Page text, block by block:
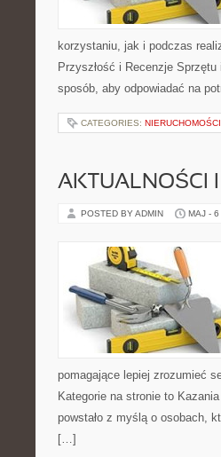
korzystaniu, jak i podczas
Przyszłość i Recenzje
sposób, aby odpowiadać na
CATEGORIES: NIERUCHOMOŚCI
AKTUALNOŚCI
POSTED BY ADMIN MAJ -
pomagające lepiej zrozumieć
Kategorie na stronie to
powstało z myślą o osobach,
[…]